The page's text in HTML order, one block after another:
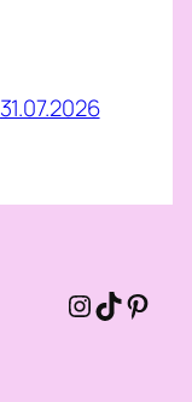
31.07.2026
Instagram
TikTok